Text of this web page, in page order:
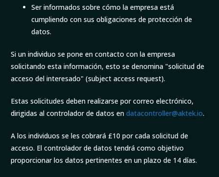
Ser informados sobre cómo la empresa está
cumpliendo con sus obligaciones de protección de
datos.
Si un individuo se pone en contacto con la empresa
solicitando esta información, esto se denomina "solicitud de
acceso del interesado" (subject access request).
Estas solicitudes deben realizarse por correo electrónico,
dirigidas al controlador de datos endatacontroller@aktek.io.
A los individuos se les cobrará £10 por cada solicitud de
acceso. El controlador de datos tendrá como objetivo
proporcionar los datos pertinentes en un plazo de 14 días.